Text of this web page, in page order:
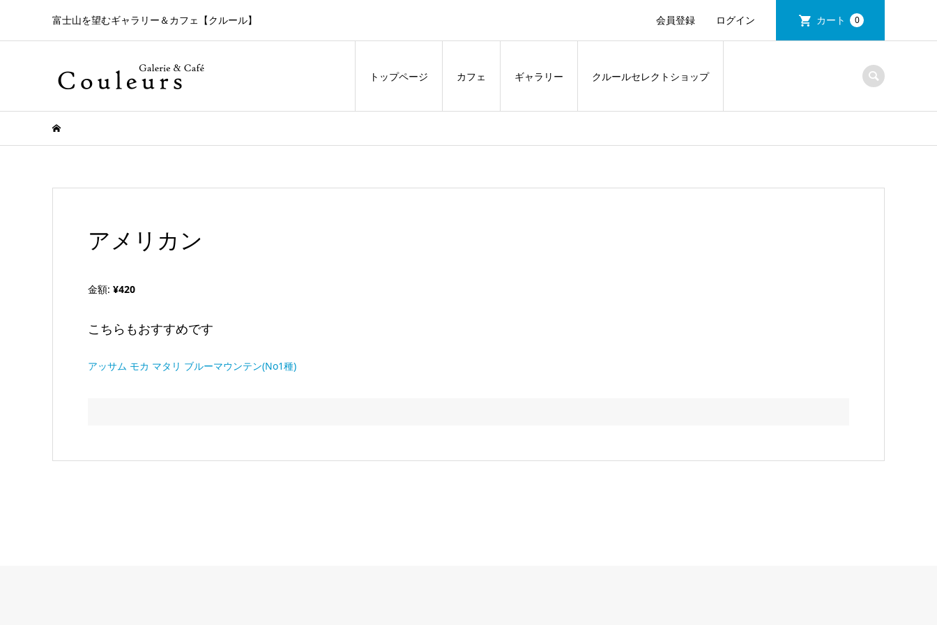
富士山を望むギャラリー＆カフェ【クルール】 会員登録 ログイン カート 0
トップページ カフェ ギャラリー クルールセレクトショップ
アメリカン
金額: ¥420
こちらもおすすめです
アッサム モカ マタリ ブルーマウンテン(No1種)